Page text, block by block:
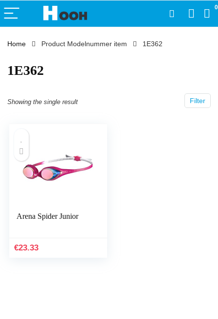
0
Home Product Modelnummer item ‎1E362
‎1E362
Filter
Showing the single result
Arena Spider Junior
€23.33